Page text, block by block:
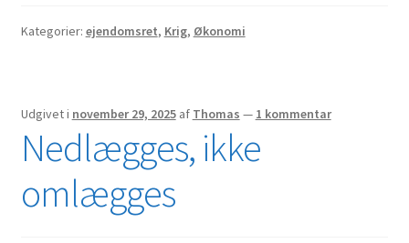
Kategorier: ejendomsret, Krig, Økonomi
Udgivet i november 29, 2025 af Thomas — 1 kommentar
Nedlægges, ikke
omlægges